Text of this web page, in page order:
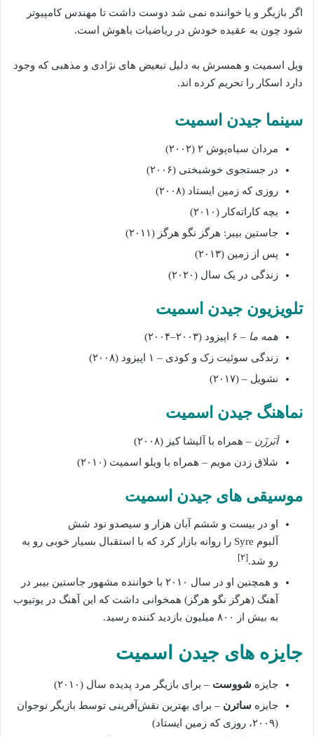
اگر بازیگر و یا خواننده نمی شد دوست داشت تا مهندس کامپیوتر
شود چون به عقیده خودش در ریاضیات باهوش است.
ویل اسمیت و همسرش به دلیل تبعیض های نژادی و مذهبی که وجود
دارد اسکار را تحریم کرده اند.
سینما جیدن اسمیت
مردان سیاه‌پوش ۲ (۲۰۰۲)
در جستجوی خوشبختی (۲۰۰۶)
روزی که زمین ایستاد (۲۰۰۸)
بچه کاراته‌کار (۲۰۱۰)
جاستین بیبر: هرگز نگو هرگز (۲۰۱۱)
پس از زمین (۲۰۱۳)
زندگی در یک سال (۲۰۲۰)
تلویزیون جیدن اسمیت
همه ما – ۶ اپیزود (۲۰۰۳–۲۰۰۴)
زندگی سوئیت زک و کودی – ۱ اپیزود (۲۰۰۸)
نشویل – (۲۰۱۷)
نماهنگ جیدن اسمیت
اَبَرزَن – همراه با آلیشا کیز (۲۰۰۸)
شلاق زدن مویم – همراه با ویلو اسمیت (۲۰۱۰)
موسیقی های جیدن اسمیت
او در بیست و ششم آبان هزار و سیصدو نود شش
آلبوم Syre را روانه بازار کرد که با استقبال بسیار خوبی رو به
رو شد.[۲]
و همچنین او در سال ۲۰۱۰ با خواننده مشهور جاستین بیبر در
آهنگ (هرگز نگو هرگز) همخوانی داشت که این آهنگ در یوتیوب
به بیش از ۸۰۰ میلیون بازدید کننده رسید.
جایزه‌ های جیدن اسمیت
جایزه شووست – برای بازیگر مرد پدیده سال (۲۰۱۰)
جایزه ساترن – برای بهترین نقش‌آفرینی توسط بازیگر نوجوان
(۲۰۰۹، روزی که زمین ایستاد)